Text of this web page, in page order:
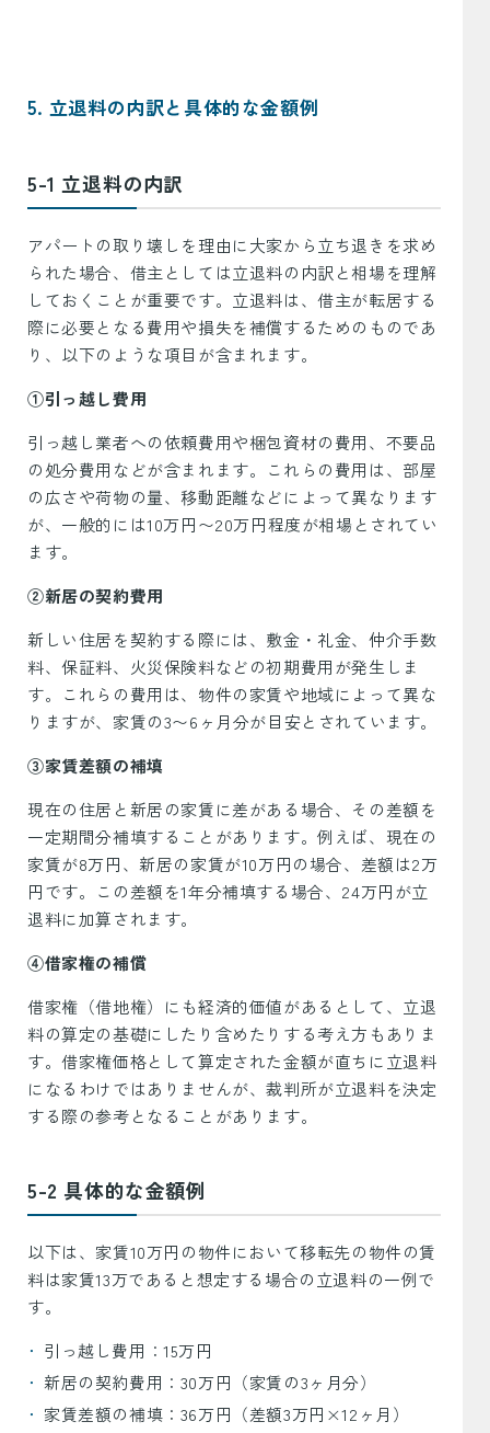
5. 立退料の内訳と具体的な金額例
5-1 立退料の内訳
アパートの取り壊しを理由に大家から立ち退きを求め
られた場合、借主としては立退料の内訳と相場を理解
しておくことが重要です。立退料は、借主が転居する
際に必要となる費用や損失を補償するためのものであ
り、以下のような項目が含まれます。
①引っ越し費用
引っ越し業者への依頼費用や梱包資材の費用、不要品
の処分費用などが含まれます。これらの費用は、部屋
の広さや荷物の量、移動距離などによって異なります
が、一般的には10万円〜20万円程度が相場とされてい
ます。
②新居の契約費用
新しい住居を契約する際には、敷金・礼金、仲介手数
料、保証料、火災保険料などの初期費用が発生しま
す。これらの費用は、物件の家賃や地域によって異な
りますが、家賃の3〜6ヶ月分が目安とされています。
③家賃差額の補填
現在の住居と新居の家賃に差がある場合、その差額を
一定期間分補填することがあります。例えば、現在の
家賃が8万円、新居の家賃が10万円の場合、差額は2万
円です。この差額を1年分補填する場合、24万円が立
退料に加算されます。
④借家権の補償
借家権（借地権）にも経済的価値があるとして、立退
料の算定の基礎にしたり含めたりする考え方もありま
す。借家権価格として算定された金額が直ちに立退料
になるわけではありませんが、裁判所が立退料を決定
する際の参考となることがあります。
5-2 具体的な金額例
以下は、家賃10万円の物件において移転先の物件の賃
料は家賃13万であると想定する場合の立退料の一例で
す。
引っ越し費用：15万円
新居の契約費用：30万円（家賃の3ヶ月分）
家賃差額の補填：36万円（差額3万円×12ヶ月）